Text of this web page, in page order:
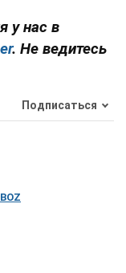
у нас в
. Не ведитесь
Подписаться